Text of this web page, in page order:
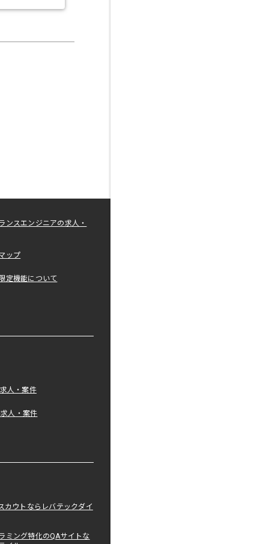
ンスエンジニアの求人・
ップ
定機能について
人・案件
人・案件
カウトならレバテックダイ
ミング特化のQAサイトな